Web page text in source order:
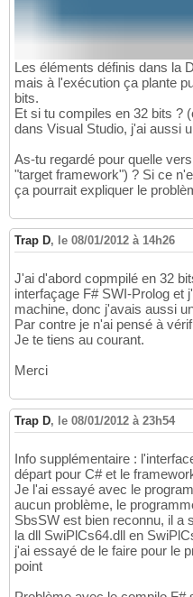
Les éléments définis dans la
mais à l'exécution ça plante
bits.
Et si tu compiles en 32 bits ?
dans Visual Studio, j'ai aussi
As-tu regardé pour quelle
"target framework") ? Si ce
ça pourrait expliquer le
Trap D, le 08/01/2012 à 14h26
J'ai d'abord copmpilé en 32
interfaçage F# SWI-Prolog et
machine, donc j'avais aussi
Par contre je n'ai pensé à
Je te tiens au courant.
Merci
Trap D, le 08/01/2012 à 23h54
Info supplémentaire :
départ pour C# et le
Je l'ai essayé avec le
aucun problème, le
SbsSW est bien reconnu, il a
la dll SwiPlCs64.dll en
j'ai essayé de le faire pour le
point